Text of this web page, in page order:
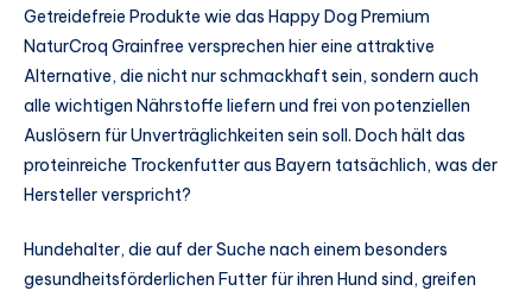
Getreidefreie Produkte wie das Happy Dog Premium
NaturCroq Grainfree versprechen hier eine attraktive
Alternative, die nicht nur schmackhaft sein, sondern auch
alle wichtigen Nährstoffe liefern und frei von potenziellen
Auslösern für Unverträglichkeiten sein soll. Doch hält das
proteinreiche Trockenfutter aus Bayern tatsächlich, was der
Hersteller verspricht?
Hundehalter, die auf der Suche nach einem besonders
gesundheitsförderlichen Futter für ihren Hund sind, greifen